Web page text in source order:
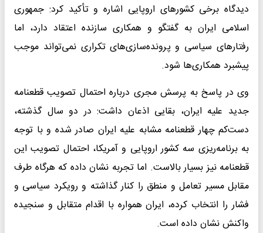
دیدگاه برخی کشورهای اروپایی اشاره و تأکید کرد: جمهوری
اسلامی ایران به گفتگو و همکاری سازنده اعتقاد دارد، اما
رفتارهای سیاسی و پرونده‌سازی‌های تکراری نمی‌تواند موجب
پیشبرد همکاری‌ها شود.
وی در پاسخ به پرسش مجری درباره احتمال تصویب قطعنامه
جدید علیه ایران، بقایی اذعان داشت: در دو سال گذشته،
دست‌کم چهار قطعنامه مشابه علیه ایران صادر شده و با توجه
به برنامه‌ریزی سه کشور اروپایی و آمریکا، احتمال تصویب این
قطعنامه نیز بسیار بالاست. اما تجربه نشان داده که هرگاه طرف
مقابل مسیر تعامل و منطق را کنار گذاشته و رویکرد سیاسی و
فشار را انتخاب کرده، ایران همواره با اقدام متقابل و سنجیده
واکنش نشان داده است.